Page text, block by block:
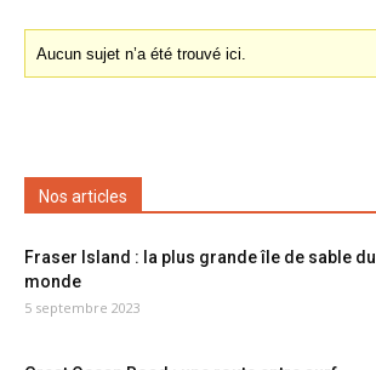
Aucun sujet n’a été trouvé ici.
Nos articles
Fraser Island : la plus grande île de sable du
monde
5 septembre 2023